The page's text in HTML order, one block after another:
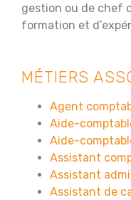
gestion ou de chef
formation et
MÉTIERS
Agent
Aide-
Aide-
Assistant
Assistant
Assistant de